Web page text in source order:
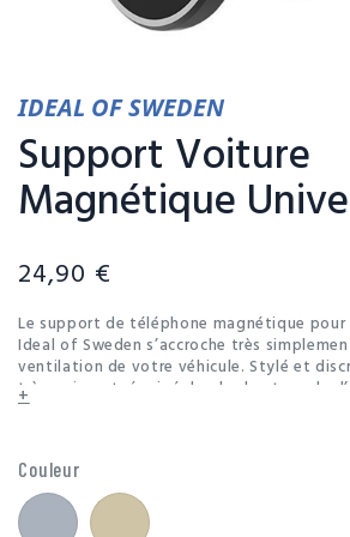
IDEAL OF SWEDEN
Support Voiture
Magnétique
24,90 €
Le support de téléphone magnétique pour
Ideal of Sweden s’accroche très
ventilation de votre véhicule. Stylé et
très puissant, équipé du plus haut grade
maintenir votre téléphone bien en place
directement avec les coques magnétiques,
plaques.Le Ideal concept intègre les
nordiques en matière de design et de
+
Couleur
Argent